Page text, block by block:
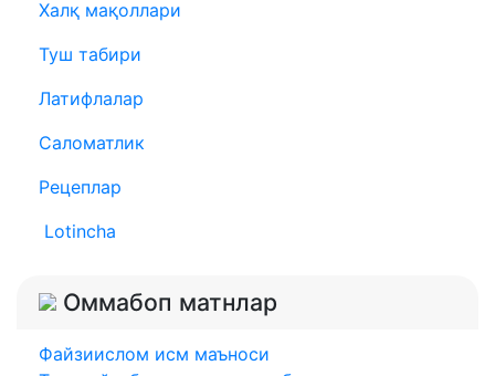
Халқ мақоллари
Туш табири
Латифлалар
Саломатлик
Рецеплар
Lotincha
Оммабоп матнлар
Файзиислом исм маъноси